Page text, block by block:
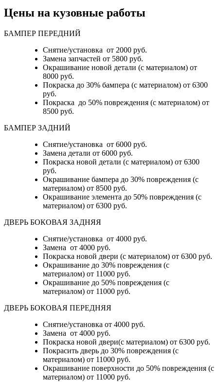
Цены на кузовные работы
БАМПЕР ПЕРЕДНИЙ
Снятие/установка от 2000 руб.
Замена запчастей от 5800 руб.
Окрашивание новой детали (с материалом) от
8000 руб.
Покраска до 30% бампера (с материалом) от 6300
руб.
Покраска до 50% повреждения (с материалом) от
8500 руб.
БАМПЕР ЗАДНИЙ
Снятие/установка от 6000 руб.
Замена детали от 6000 руб.
Покраска новой детали (с материалом) от 6300
руб.
Окрашивание бампера до 30% повреждения (с
материалом) от 8500 руб.
Окрашивание элемента до 50% повреждения (с
материалом) от 6300 руб.
ДВЕРЬ БОКОВАЯ ЗАДНЯЯ
Снятие/установка от 4000 руб.
Замена от 4000 руб.
Покраска новой двери (с материалом) от 6300 руб.
Окрашивание до 30% повреждения (с
материалом) от 11000 руб.
Окрашивание до 50% повреждения (с
материалом) от 11000 руб.
ДВЕРЬ БОКОВАЯ ПЕРЕДНЯЯ
Снятие/установка от 4000 руб.
Замена от 4000 руб.
Покраска новой двери(с материалом) от 6300 руб.
Покрасить дверь до 30% повреждения (с
материалом) от 11000 руб.
Окрашивание поверхности до 50% повреждения (с
материалом) от 11000 руб.